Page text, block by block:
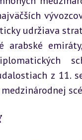
udržiava
arabské
z 11.